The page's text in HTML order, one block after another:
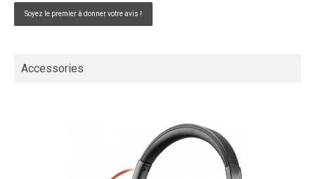
Soyez le premier à donner votre avis !
Accessories